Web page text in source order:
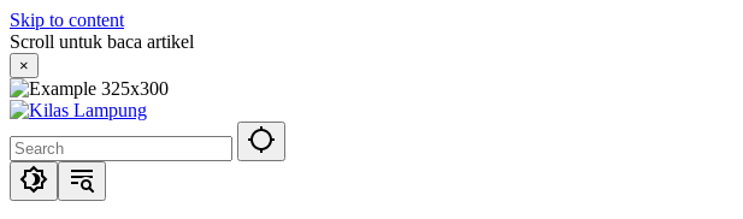
Skip to content
Scroll untuk baca artikel
×